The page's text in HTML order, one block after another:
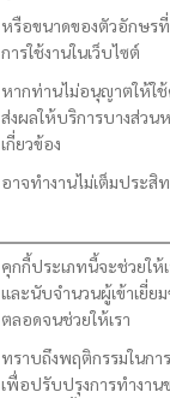
หรือขนาดของตัวอักษรที่
การใช้งานในเว็บไซต์
หากท่านไม่อนุญาตให้ใ
ส่งผลให้บริการบางส่ว
เกี่ยวข้อง
อาจทำงานไม่เต็มประสิ
คุกกี้ประเภทนี้จะช่วยให้
และนับจำนวนผู้เข้าเยี่ย
ตลอดจนช่วยให้เรา
ทราบถึงพฤติกรรมในกา
เพื่อปรับปรุงการทำงาน